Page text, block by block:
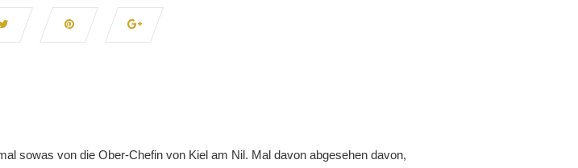
sowas von die Ober-Chefin von Kiel am Nil. Mal davon abgesehen davon,